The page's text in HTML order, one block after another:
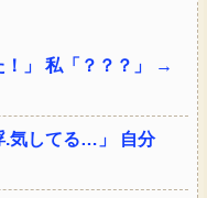
！」 私「？？？」 →
.気してる…」 自分